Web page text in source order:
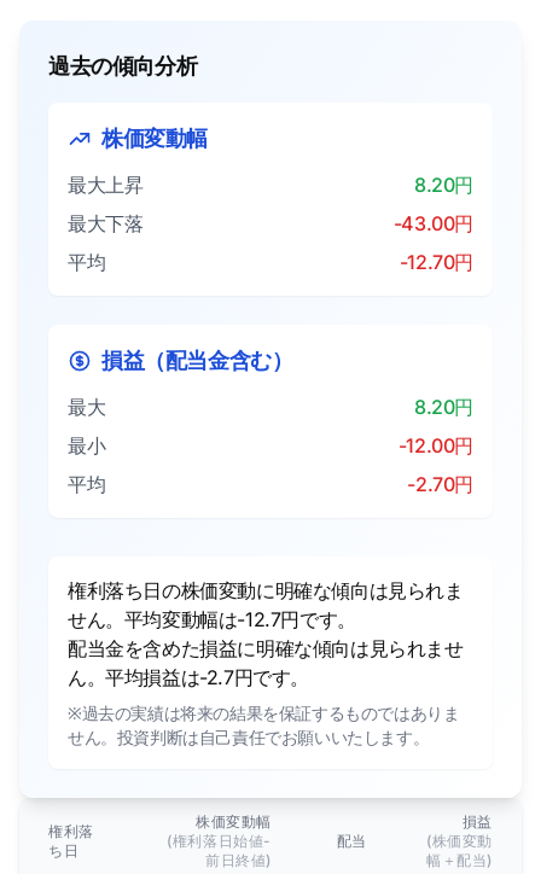
過去の傾向分析
株価変動幅
最大上昇
8.20円
最大下落
-43.00円
平均
-12.70円
損益（配当金含む）
最大
8.20円
最小
-12.00円
平均
-2.70円
権利落ち日の株価変動に明確な傾向は見られま
せん。平均変動幅は-12.7円です。
配当金を含めた損益に明確な傾向は見られませ
ん。平均損益は-2.7円です。
※過去の実績は将来の結果を保証するものではありま
せん。投資判断は自己責任でお願いいたします。
権利落
ち日
株価変動幅
(権利落日始値-
前日終値)
配当
損益
(株価変動
幅＋配当)